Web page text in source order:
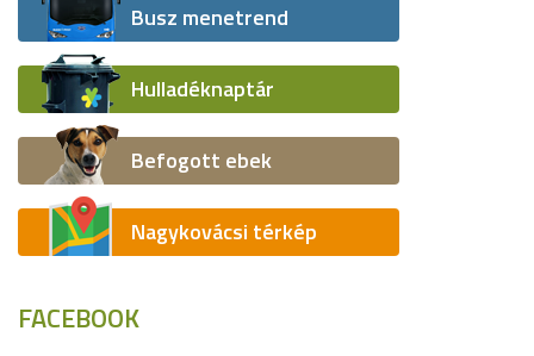
Busz menetrend
Hulladéknaptár
Befogott ebek
Nagykovácsi térkép
FACEBOOK